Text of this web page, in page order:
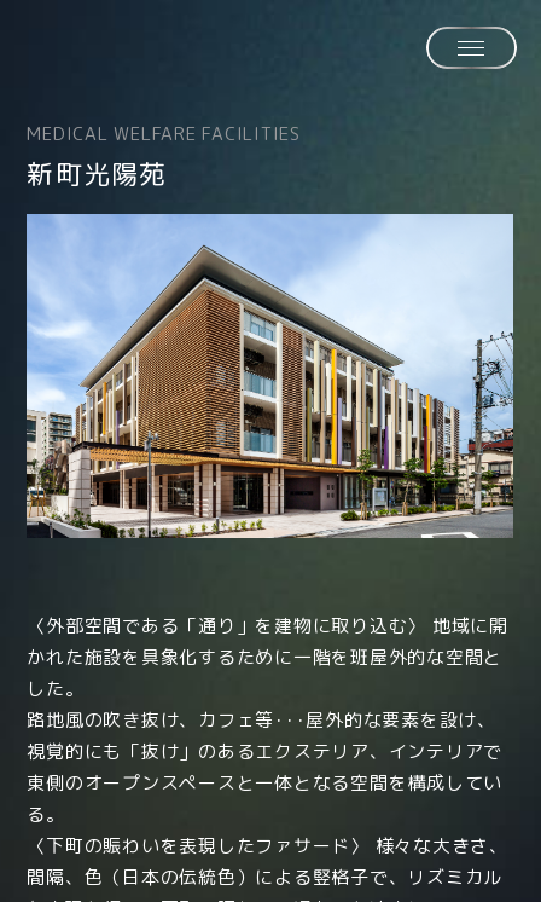
MEDICAL WELFARE FACILITIES
新町光陽苑
〈外部空間である「通り」を建物に取り込む〉 地域に開
かれた施設を具象化するために一階を班屋外的な空間と
した。
路地風の吹き抜け、カフェ等･･･屋外的な要素を設け、
視覚的にも「抜け」のあるエクステリア、インテリアで
東側のオープンスペースと一体となる空間を構成してい
る。
〈下町の賑わいを表現したファサード〉 様々な大きさ、
間隔、色（日本の伝統色）による竪格子で、リズミカル